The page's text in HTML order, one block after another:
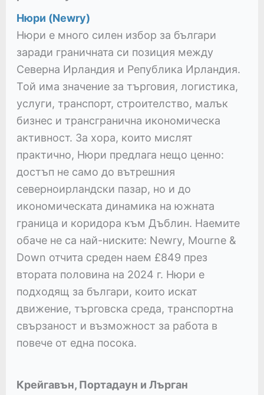
Нюри (Newry)
Нюри е много силен избор за българи
заради граничната си позиция между
Северна Ирландия и Република Ирландия.
Той има значение за търговия, логистика,
услуги, транспорт, строителство, малък
бизнес и трансгранична икономическа
активност. За хора, които мислят
практично, Нюри предлага нещо ценно:
достъп не само до вътрешния
северноирландски пазар, но и до
икономическата динамика на южната
граница и коридора към Дъблин. Наемите
обаче не са най-ниските: Newry, Mourne &
Down отчита среден наем £849 през
втората половина на 2024 г. Нюри е
подходящ за българи, които искат
движение, търговска среда, транспортна
свързаност и възможност за работа в
повече от една посока.
Крейгавън, Портадаун и Лърган